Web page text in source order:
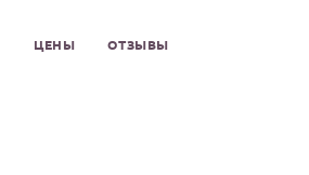
ЦЕНЫ ОТЗЫВЫ